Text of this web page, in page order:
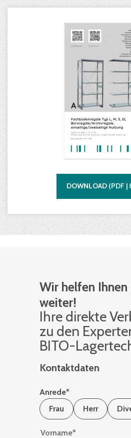
DOWNLOAD (PDF |
Wir helfen Ihnen
weiter!
Ihre di­rek­te
zu den
BITO-
Kontaktdaten
Anrede*
Frau
Herr
Vorname*